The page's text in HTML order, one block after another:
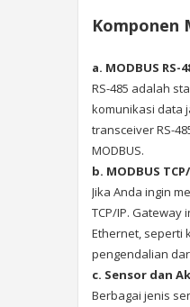
Komponen
a. MODBUS RS-
RS-485 adalah
komunikasi data
transceiver RS-
MODBUS.
b. MODBUS
Jika Anda ingin
TCP/IP.
Ethernet, seperti
pengendalian
c. Sensor dan
Berbagai jenis